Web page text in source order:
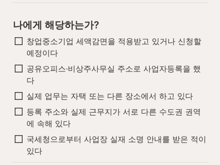
나에게 해당하는가?
창업중소기업 세액감면을 적용받고 있거나 신청할
예정이다
공유오피스·비상주사무실 주소로 사업자등록을 했
다
실제 업무는 자택 또는 다른 장소에서 하고 있다
등록 주소와 실제 근무지가 서로 다른 수도권 권역
에 속해 있다
국세청으로부터 사업장 실재 소명 안내를 받은 적이
있다